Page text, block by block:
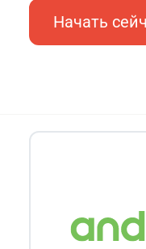
Начать